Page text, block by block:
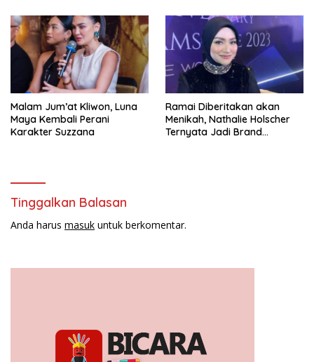
Malam Jum’at Kliwon, Luna
Maya Kembali Perani
Karakter Suzzana
Ramai Diberitakan akan
Menikah, Nathalie Holscher
Ternyata Jadi Brand
Tinggalkan Balasan
Anda harus masuk untuk berkomentar.